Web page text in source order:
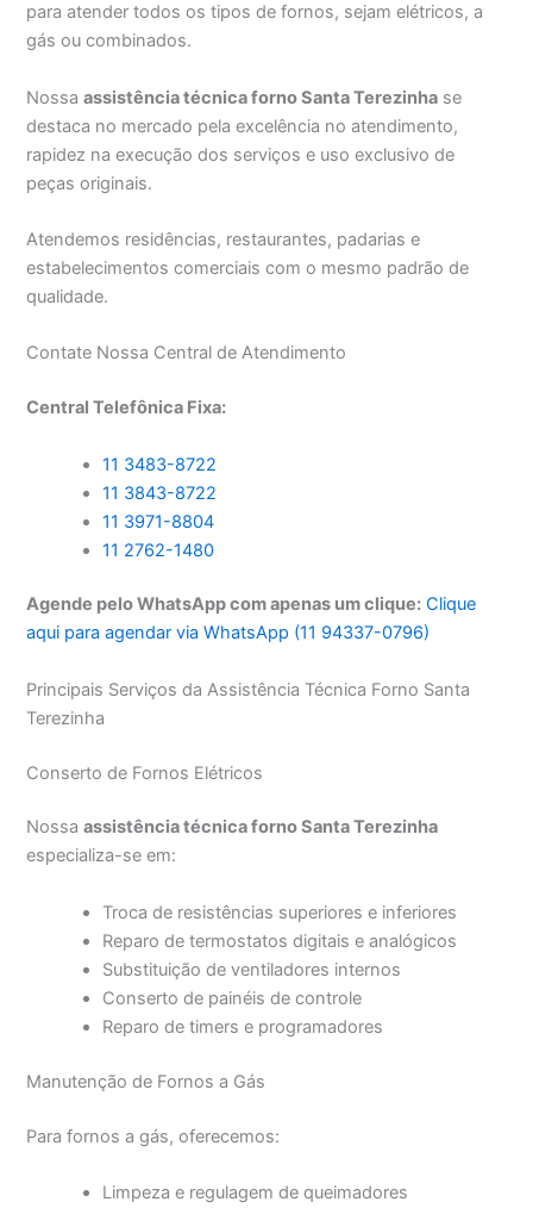
para atender todos os tipos de fornos, sejam elétricos, a
gás ou combinados.
Nossaassistência técnica forno Santa Terezinha se
destaca no mercado pela excelência no atendimento,
rapidez na execução dos serviços e uso exclusivo de
peças originais.
Atendemos residências, restaurantes, padarias e
estabelecimentos comerciais com o mesmo padrão de
qualidade.
Contate Nossa Central de Atendimento
Central Telefônica Fixa:
11 3483-8722
11 3843-8722
11 3971-8804
11 2762-1480
Agende pelo WhatsApp com apenas um clique: Clique
aqui para agendar via WhatsApp (11 94337-0796)
Principais Serviços da Assistência Técnica Forno Santa
Terezinha
Conserto de Fornos Elétricos
Nossaassistência técnica forno Santa Terezinha
especializa-se em:
Troca de resistências superiores e inferiores
Reparo de termostatos digitais e analógicos
Substituição de ventiladores internos
Conserto de painéis de controle
Reparo de timers e programadores
Manutenção de Fornos a Gás
Para fornos a gás, oferecemos:
Limpeza e regulagem de queimadores